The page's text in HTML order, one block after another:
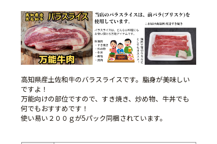
高知県産土佐和牛のバラスライスです。脂身が美味しい
ですよ！
万能向けの部位ですので、すき焼き、炒め物、牛丼でも
何でもおすすめです！
使い易い２００ｇが5パック同梱されています。